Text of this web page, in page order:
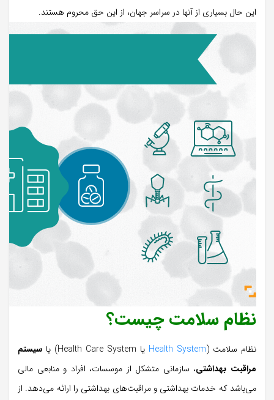
این حال بسیاری از آنها در سراسر جهان، از این حق محروم هستند.
نظام سلامت چیست؟
نظام سلامت (Health System یا Health Care System) یا سیستم
مراقبت بهداشتی، سازمانی متشکل از موسسات، افراد و منابعی مالی
می‌باشد که خدمات بهداشتی و مراقبت‌های بهداشتی را ارائه می‌دهد. از